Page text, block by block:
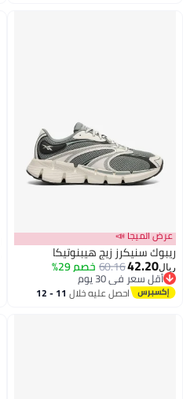
عرض الميجا 📣
ريبوك سنيكرز زيج هيبنوتيكا
ريال42.20
60.16خصم 29%
أقل سعر في 30 يوم
أقل سعر في 30 يوماحصل عليه خلال 11 - 12